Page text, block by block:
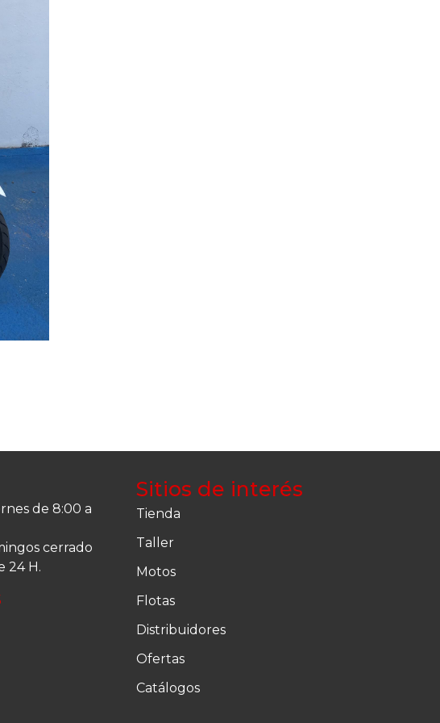
de 8:00 a
cerrado
24 H.
Sitios de interés
Tienda
Taller
Motos
Flotas
Distribuidores
Ofertas
Catálogos